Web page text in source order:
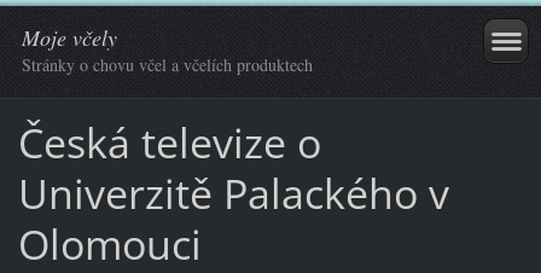
Moje včely
Stránky o chovu včel a včelích produktech
Česká televize o
Univerzitě Palackého v
Olomouci